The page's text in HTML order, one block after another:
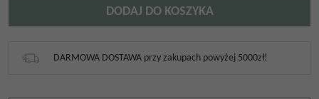
DODAJ DO KOSZYKA
DARMOWA DOSTAWA przy zakupach powyżej 5000zł!